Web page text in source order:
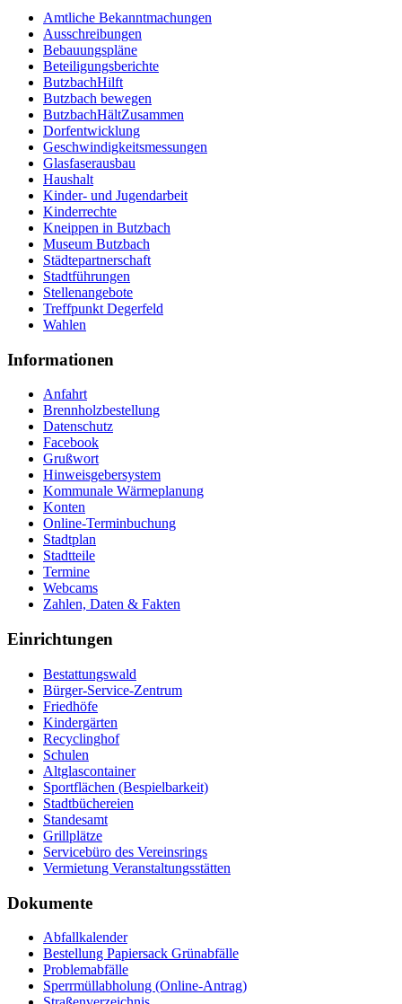
Amtliche Bekanntmachungen
Ausschreibungen
Bebauungspläne
Beteiligungsberichte
ButzbachHilft
Butzbach bewegen
ButzbachHältZusammen
Dorfentwicklung
Geschwindigkeitsmessungen
Glasfaserausbau
Haushalt
Kinder- und Jugendarbeit
Kinderrechte
Kneippen in Butzbach
Museum Butzbach
Städtepartnerschaft
Stadtführungen
Stellenangebote
Treffpunkt Degerfeld
Wahlen
Informationen
Anfahrt
Brennholzbestellung
Datenschutz
Facebook
Grußwort
Hinweisgebersystem
Kommunale Wärmeplanung
Konten
Online-Terminbuchung
Stadtplan
Stadtteile
Termine
Webcams
Zahlen, Daten & Fakten
Einrichtungen
Bestattungswald
Bürger-Service-Zentrum
Friedhöfe
Kindergärten
Recyclinghof
Schulen
Altglascontainer
Sportflächen (Bespielbarkeit)
Stadtbüchereien
Standesamt
Grillplätze
Servicebüro des Vereinsrings
Vermietung Veranstaltungsstätten
Dokumente
Abfallkalender
Bestellung Papiersack Grünabfälle
Problemabfälle
Sperrmüllabholung (Online-Antrag)